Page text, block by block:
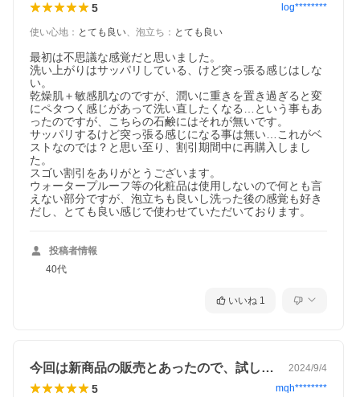
5 log********
使い心地 ： とても良い、 泡立ち ： とても良い
最初は不思議な感覚だと思いました。
洗い上がりはサッパリしている、けど突っ張る感じはしな
い。
乾燥肌＋敏感肌なのですが、潤いに重きを置き過ぎると変
にペタつく感じがあって洗い直したくなる…という事もあ
ったのですが、こちらの石鹸にはそれが無いです。
サッパリするけど突っ張る感じになる事は無い…これがベ
ストなのでは？と思い至り、割引期間中に再購入しまし
た。
スゴい割引をありがとうございます。
ウォータープルーフ等の化粧品は使用しないので何とも言
えない部分ですが、泡立ちも良いし洗った後の感覚も好き
だし、とても良い感じで使わせていただいております。
投稿者情報
40代
いいね 1
今回は新商品の販売とあったので、試しに… 2024/9/4
5 mqh********